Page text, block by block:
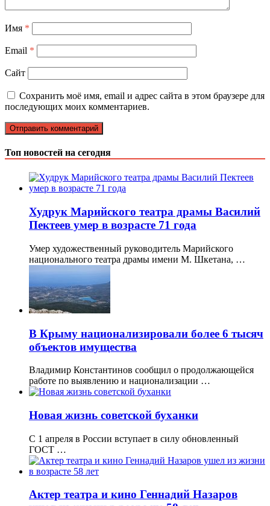
Имя *
Email *
Сайт
Сохранить моё имя, email и адрес сайта в этом браузере для
последующих моих комментариев.
Топ новостей на сегодня
Худрук Марийского театра драмы Василий
Пектеев умер в возрасте 71 года
Умер художественный руководитель Марийского
национального театра драмы имени М. Шкетана, …
В Крыму национализировали более 6 тысяч
объектов имущества
Владимир Константинов сообщил о продолжающейся
работе по выявлению и национализации …
Новая жизнь советской буханки
С 1 апреля в России вступает в силу обновленный
ГОСТ …
Актер театра и кино Геннадий Назаров